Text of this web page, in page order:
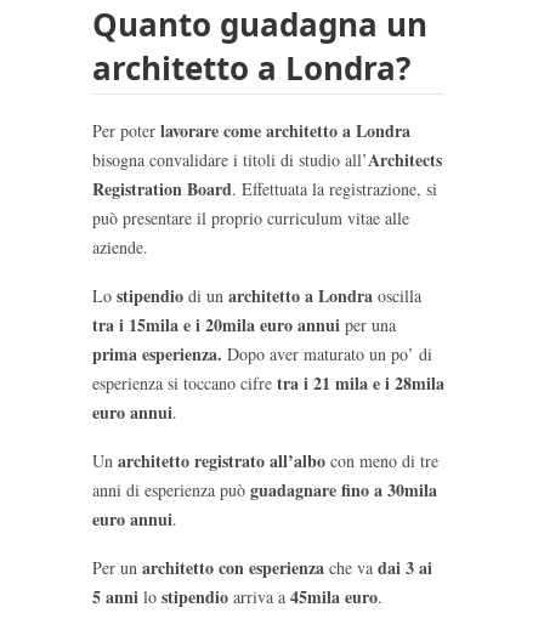
Quanto guadagna un
architetto a Londra?
Per poter lavorare come architetto a Londra
bisogna convalidare i titoli di studio all’Architects
Registration Board. Effettuata la registrazione, si
può presentare il proprio curriculum vitae alle
aziende.
Lo stipendio di un architetto a Londra oscilla
tra i 15mila e i 20mila euro annui per una
prima esperienza. Dopo aver maturato un po’ di
esperienza si toccano cifre tra i 21 mila e i 28mila
euro annui.
Un architetto registrato all’albo con meno di tre
anni di esperienza può guadagnare fino a 30mila
euro annui.
Per un architetto con esperienza che va dai 3 ai
5 anni lo stipendio arriva a 45mila euro.